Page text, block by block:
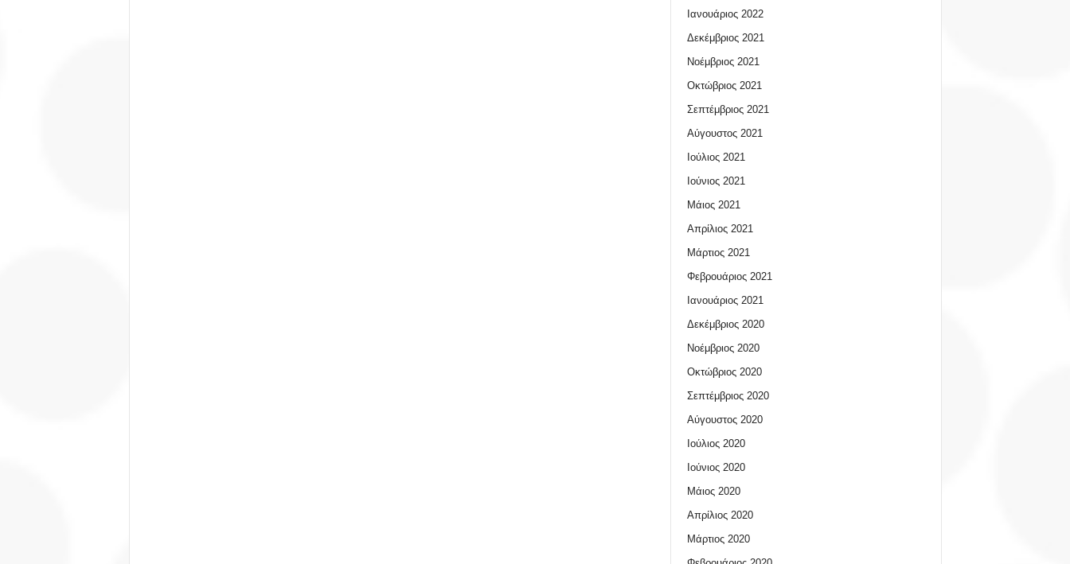
Ιανουάριος 2022
Δεκέμβριος 2021
Νοέμβριος 2021
Οκτώβριος 2021
Σεπτέμβριος 2021
Αύγουστος 2021
Ιούλιος 2021
Ιούνιος 2021
Μάιος 2021
Απρίλιος 2021
Μάρτιος 2021
Φεβρουάριος 2021
Ιανουάριος 2021
Δεκέμβριος 2020
Νοέμβριος 2020
Οκτώβριος 2020
Σεπτέμβριος 2020
Αύγουστος 2020
Ιούλιος 2020
Ιούνιος 2020
Μάιος 2020
Απρίλιος 2020
Μάρτιος 2020